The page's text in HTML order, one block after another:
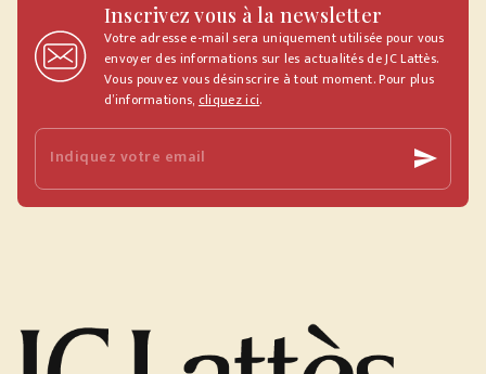
Inscrivez vous à la newsletter
Votre adresse e-mail sera uniquement utilisée pour vous
envoyer des informations sur les actualités de JC Lattès.
Vous pouvez vous désinscrire à tout moment. Pour plus
d’informations, cliquez ici.
Indiquez votre email send